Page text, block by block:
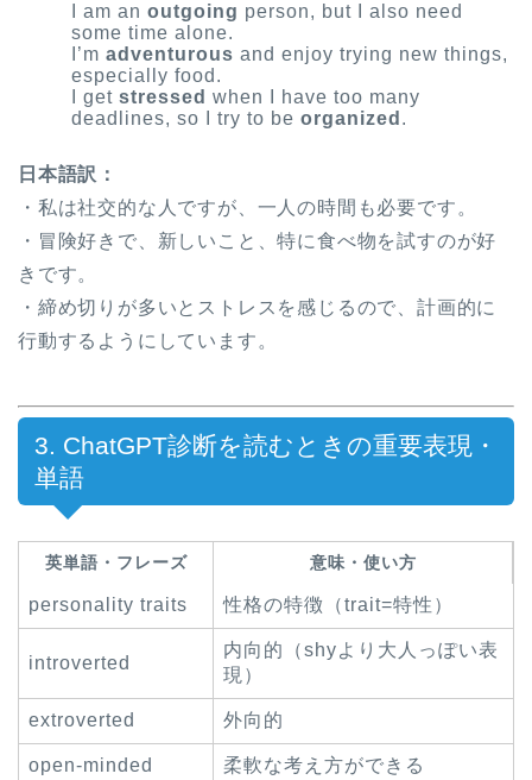
I am an outgoing person, but I also need
some time alone.
I’m adventurous and enjoy trying new things,
especially food.
I get stressed when I have too many
deadlines, so I try to be organized .
日本語訳：
・私は社交的な人ですが、一人の時間も必要です。
・冒険好きで、新しいこと、特に食べ物を試すのが好
きです。
・締め切りが多いとストレスを感じるので、計画的に
行動するようにしています。
3. ChatGPT診断を読むときの重要表現・
単語
英単語・フレーズ 意味・使い方
personality traits 性格の特徴（trait=特性）
introverted
内向的（shyより大人っぽい表
現）
extroverted 外向的
open-minded 柔軟な考え方ができる